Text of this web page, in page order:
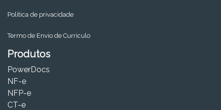
Política de privacidade
Termo de Envio de Curriculo
Produtos
PowerDocs
NF-e
NFP-e
CT-e